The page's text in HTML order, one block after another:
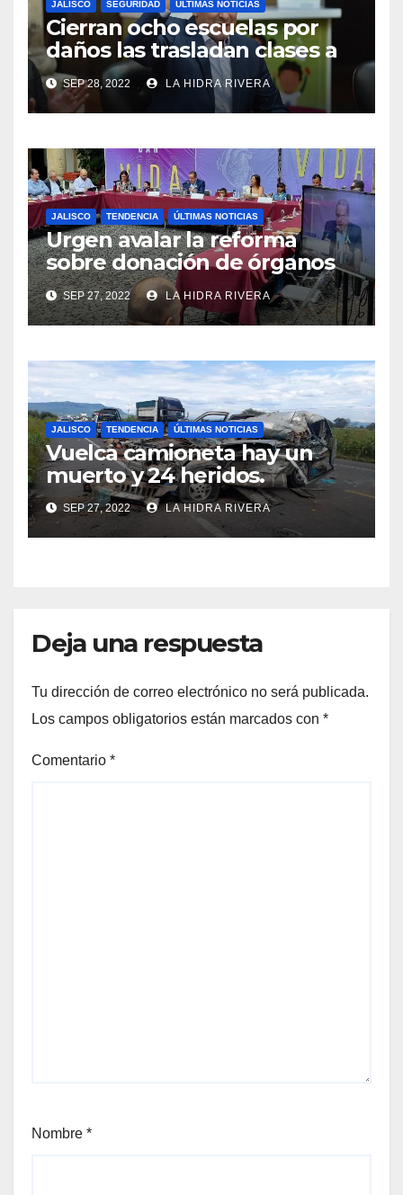
JALISCO SEGURIDAD ÚLTIMAS NOTICIAS
Cierran ocho escuelas por
daños las trasladan clases a
sedes alternas.
SEP 28, 2022 LA HIDRA RIVERA
JALISCO TENDENCIA ÚLTIMAS NOTICIAS
Urgen avalar la reforma
sobre donación de órganos
en Jalisco.
SEP 27, 2022 LA HIDRA RIVERA
JALISCO TENDENCIA ÚLTIMAS NOTICIAS
Vuelca camioneta hay un
muerto y 24 heridos.
SEP 27, 2022 LA HIDRA RIVERA
Deja una respuesta
Tu dirección de correo electrónico no será publicada.
Los campos obligatorios están marcados con *
Comentario *
Nombre *